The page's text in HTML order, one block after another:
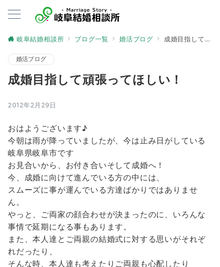
岐阜結婚相談所 ブログ一覧 婚活ブログ 成婚目指して頑張ってほしい！
婚活ブログ
成婚目指して頑張ってほしい！
2012年2月29日
おはようございます♪
今朝は雨が降っていましたが、今は止み日がしている
岐阜県岐阜市です
お見合いから、お付き合いそして成婚へ！
今、成婚に向けて進んでいる方の中には、
スムーズに事が運んでいる方達ばかりではありませ
ん。
やっと、ご両家の顔合わせが決まったのに、いろんな
事情で延期になる事もあります。
また、本人達とご両親の結婚式に対する思いがそれぞ
れだったり、
そんな時、本人達も考えたりご両親も心配したり